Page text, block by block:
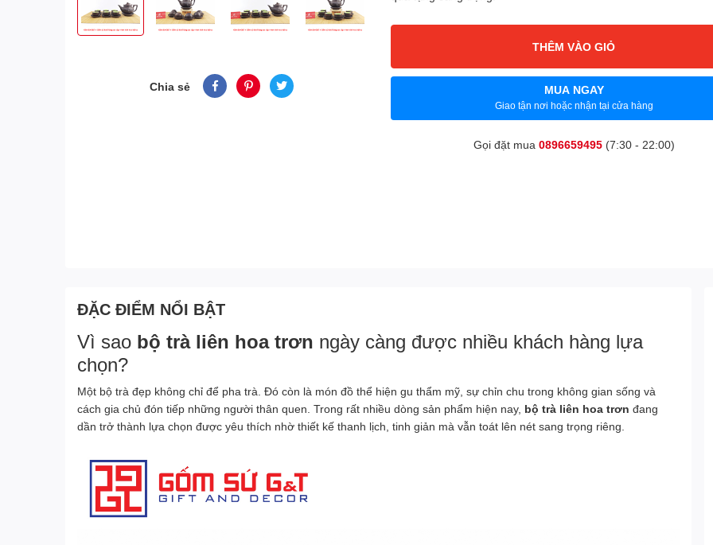
Chia sẻ
THÊM VÀO GIỎ
MUA NGAY
Giao tận nơi hoặc nhận tại cửa hàng
Gọi đặt mua 0896659495(7:30 - 22:00)
ĐẶC ĐIỂM NỔI BẬT
Vì sao bộ trà liên hoa trơn ngày càng được nhiều khách hàng lựa
chọn?
Một bộ trà đẹp không chỉ để pha trà. Đó còn là món đồ thể hiện gu thẩm mỹ, sự chỉn chu trong không gian sống và
cách gia chủ đón tiếp những người thân quen. Trong rất nhiều dòng sản phẩm hiện nay, bộ trà liên hoa trơn đang
dần trở thành lựa chọn được yêu thích nhờ thiết kế thanh lịch, tinh giản mà vẫn toát lên nét sang trọng riêng.